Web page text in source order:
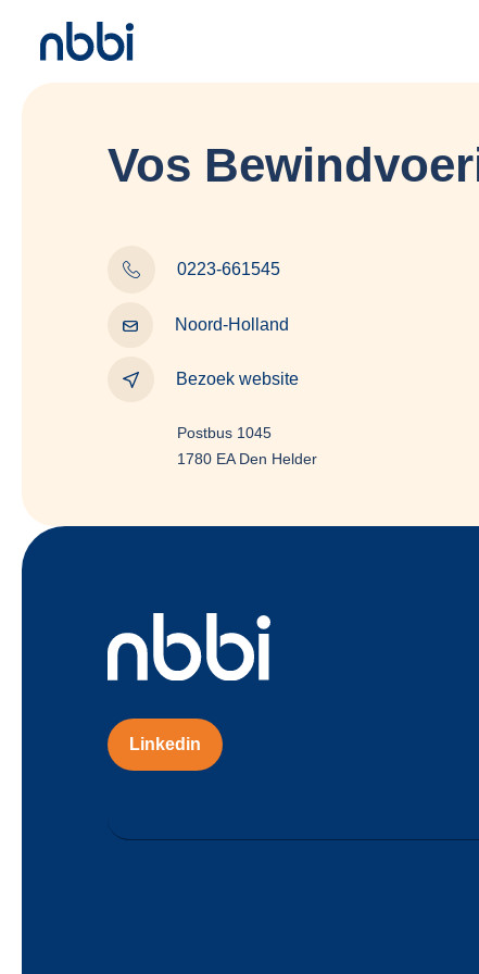
Vos
0223-661545
Noord-Holland
Bezoek website
Postbus 1045
1780 EA Den Helder
Linkedin